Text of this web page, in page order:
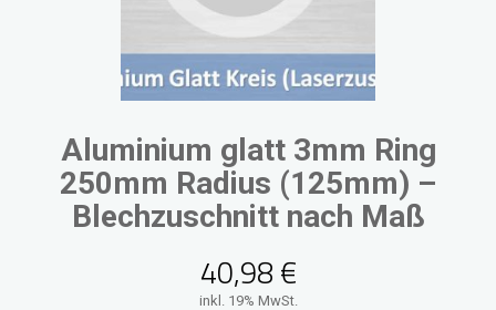
Aluminium glatt 3mm Ring
250mm Radius (125mm) –
Blechzuschnitt nach Maß
40,98€
inkl. 19% MwSt.